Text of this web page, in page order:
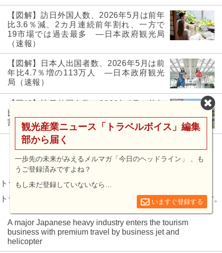
【図解】訪日外国人数、2026年5月は前年
比3.6％減、2カ月連続前年割れ、一方で
19市場では過去最多 ―日本政府観光局
（速報）
【図解】日本人出国者数、2026年5月は前
年比4.7％増の113万人 ―日本政府観光
局（速報）
【図解】訪日外国人数、2026年4月は前年
比5.5％減369万人、1～4月累計でも前年
割れ ―日本政府観光局（速報）
トラベルボイス 英語版
トラベルボイス編集部が厳選した注目記事を英文で読めます。
A major Japanese heavy industry enters the tourism
business with premium travel by business jet and
helicopter
観光産業ニュース「トラベルボイス」編集
部から届く
一歩先の未来がみえるメルマガ「今日のヘッドライン」 、も
うご登録済みですよね？
もし未だ登録していないなら…
いますぐ登録する